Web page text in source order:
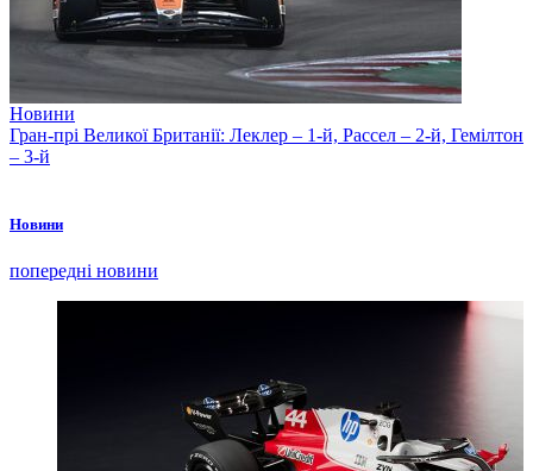
Новини
Гран-прі Великої Британії: Леклер – 1-й, Рассел – 2-й, Гемілтон
– 3-й
Новини
попередні новини